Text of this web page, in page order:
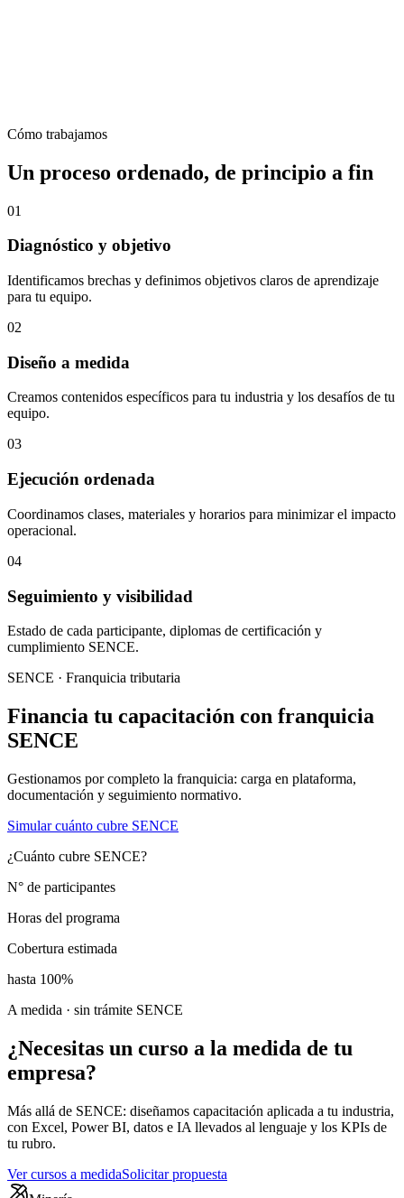
Cómo trabajamos
Un proceso ordenado, de principio a fin
01
Diagnóstico y objetivo
Identificamos brechas y definimos objetivos claros de aprendizaje
para tu equipo.
02
Diseño a medida
Creamos contenidos específicos para tu industria y los desafíos de tu
equipo.
03
Ejecución ordenada
Coordinamos clases, materiales y horarios para minimizar el impacto
operacional.
04
Seguimiento y visibilidad
Estado de cada participante, diplomas de certificación y
cumplimiento SENCE.
SENCE · Franquicia tributaria
Financia tu capacitación con franquicia
SENCE
Gestionamos por completo la franquicia: carga en plataforma,
documentación y seguimiento normativo.
Simular cuánto cubre SENCE
¿Cuánto cubre SENCE?
N° de participantes
Horas del programa
Cobertura estimada
hasta 100%
A medida · sin trámite SENCE
¿Necesitas un curso a la medida de tu
empresa?
Más allá de SENCE: diseñamos capacitación aplicada a tu industria,
con Excel, Power BI, datos e IA llevados al lenguaje y los KPIs de
tu rubro.
Ver cursos a medidaSolicitar propuesta